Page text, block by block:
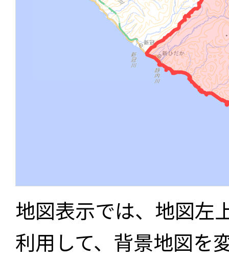
地図表示では、地図左
利用して、背景地図を